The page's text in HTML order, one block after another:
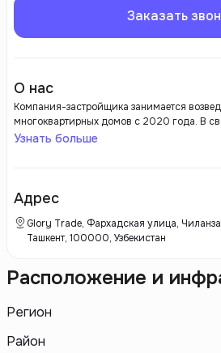
Заказать
О нас
Компания-застройщика занимается
многоквартирных домов с 2020 года. В
использует современные строительные
Узнать больше
Адрес
Glory Trade, Фархадская улица,
Ташкент, 100000, Узбекистан
Расположение и
Регион
Район